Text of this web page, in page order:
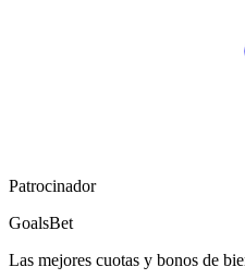
Patrocinador
GoalsBet
Las mejores cuotas y bonos de